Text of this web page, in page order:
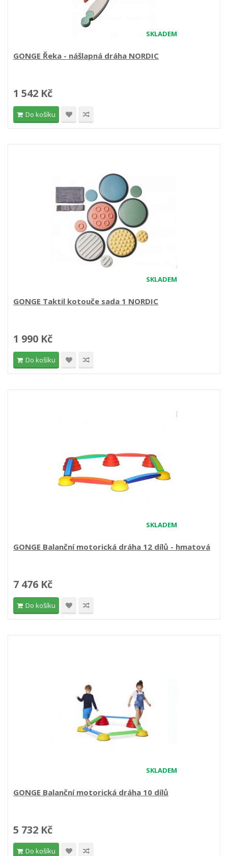
SKLADEM
GONGE Řeka - nášlapná dráha NORDIC
1 542 Kč
Do košíku
SKLADEM
GONGE Taktil kotouče sada 1 NORDIC
1 990 Kč
Do košíku
SKLADEM
GONGE Balanční motorická dráha 12 dílů - hmatová
7 476 Kč
Do košíku
SKLADEM
GONGE Balanční motorická dráha 10 dílů
5 732 Kč
Do košíku